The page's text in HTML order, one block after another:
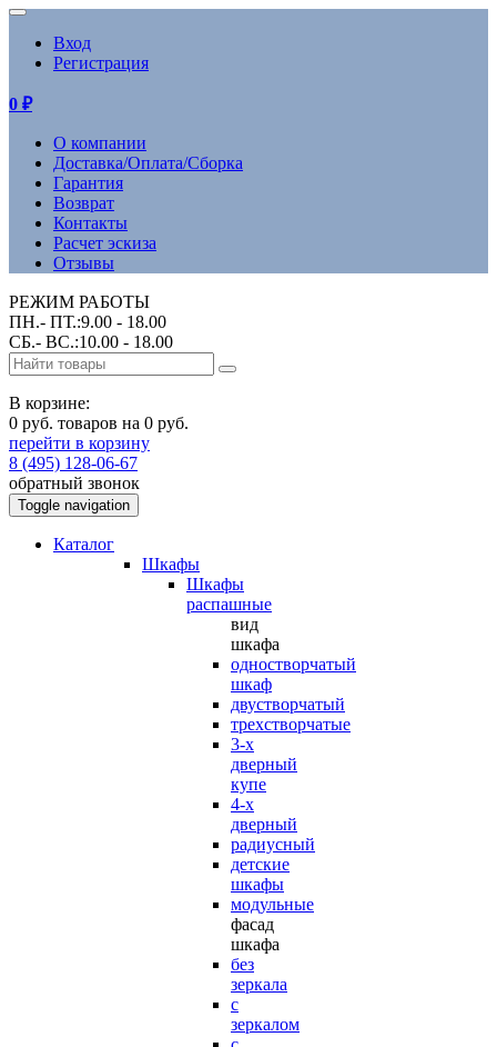
Вход
Регистрация
0 ₽
О компании
Доставка/Оплата/Сборка
Гарантия
Возврат
Контакты
Расчет эскиза
Отзывы
РЕЖИМ РАБОТЫ
ПН.- ПТ.:9.00 - 18.00
СБ.- ВС.:10.00 - 18.00
В корзине:
0 руб. товаров на 0 руб.
перейти в корзину
8 (495) 128-06-67
обратный звонок
Toggle navigation
Каталог
Шкафы
Шкафы
распашные
вид
шкафа
одностворчатый
шкаф
двустворчатый
трехстворчатые
3-х
дверный
купе
4-х
дверный
радиусный
детские
шкафы
модульные
фасад
шкафа
без
зеркала
с
зеркалом